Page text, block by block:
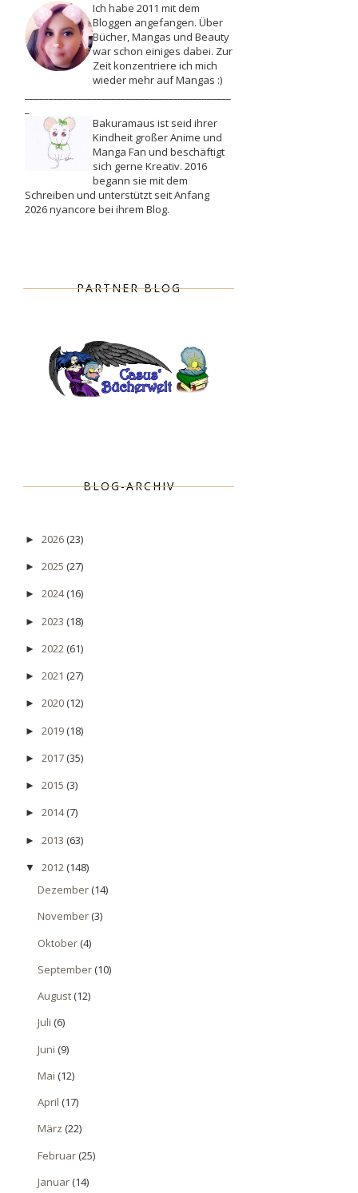
Ich habe 2011 mit dem
Bloggen angefangen. Über
Bücher, Mangas und Beauty
war schon einiges dabei. Zur
Zeit konzentriere ich mich
wieder mehr auf Mangas :)
Bakuramaus ist seid ihrer
Kindheit großer Anime und
Manga Fan und beschäftigt
sich gerne Kreativ. 2016
begann sie mit dem
Schreiben und unterstützt seit Anfang
2026 nyancore bei ihrem Blog.
PARTNER BLOG
BLOG-ARCHIV
► 2026(23)
► 2025 (27)
► 2024(16)
► 2023 (18)
► 2022(61)
► 2021 (27)
► 2020(12)
► 2019(18)
► 2017(35)
► 2015 (3)
► 2014(7)
► 2013 (63)
▼ 2012(148)
Dezember(14)
November(3)
Oktober(4)
September(10)
August(12)
Juli (6)
Juni (9)
Mai (12)
April (17)
März (22)
Februar(25)
Januar(14)